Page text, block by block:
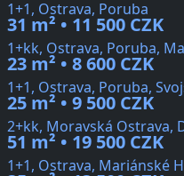
1+1, Ostrava, Poruba
31 m² • 11 500 CZK
1+kk, Ostrava, Poruba,
23 m² • 8 600 CZK
1+1, Ostrava, Poruba,
25 m² • 9 500 CZK
2+kk, Moravská Ostrava,
51 m² • 19 500 CZK
1+1, Ostrava, Mariánské